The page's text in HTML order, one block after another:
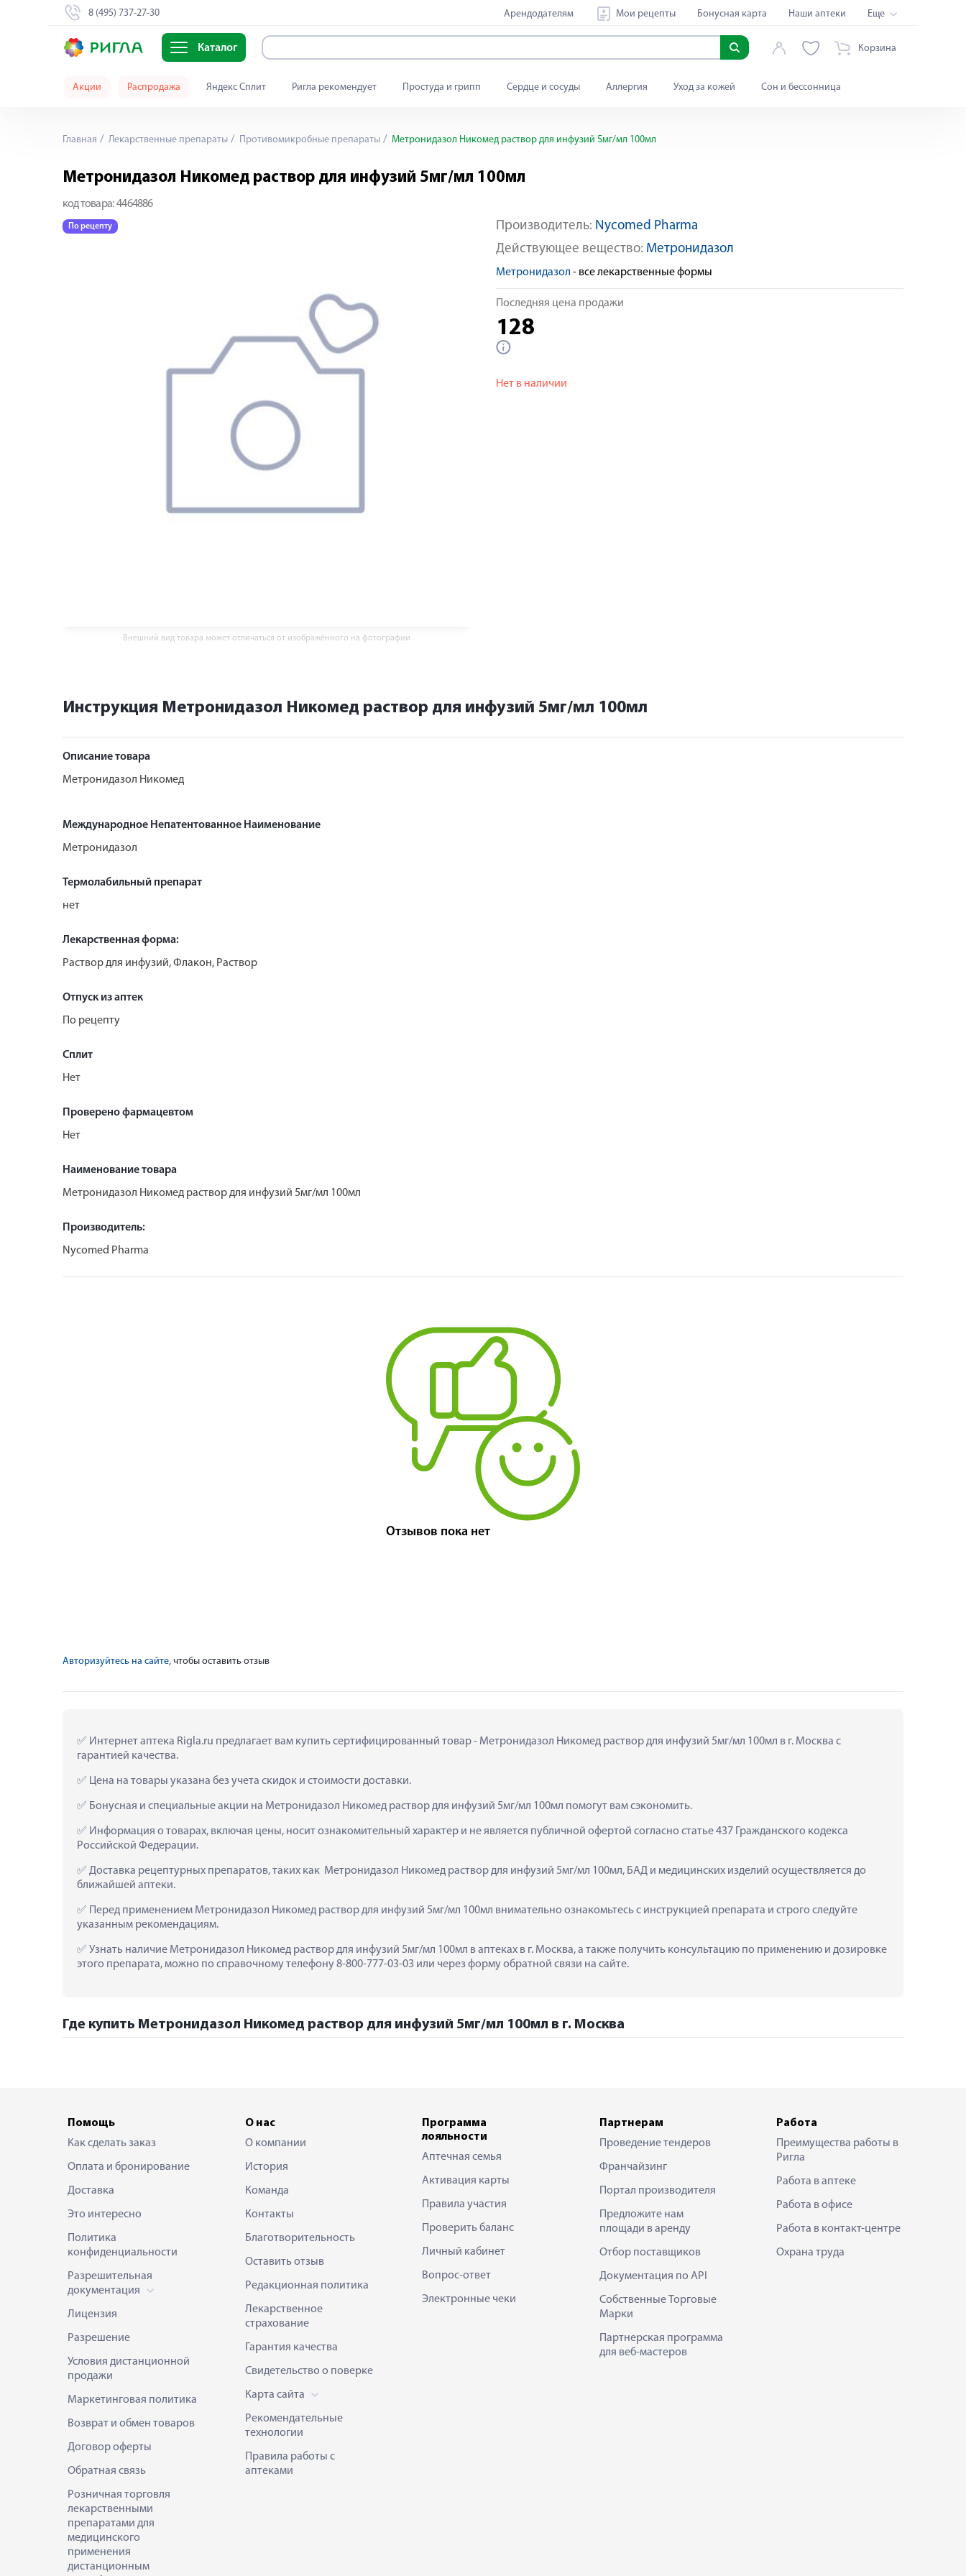
8 (495) 737-27-30 Арендодателям Мои рецепты Бонусная карта Наши аптеки Еще
Каталог Корзина
Акции Распродажа Яндекс Сплит Ригла рекомендует Простуда и грипп Сердце и сосуды Аллергия Уход за кожей Сон и бессонница
Главная Лекарственные препараты Противомикробные препараты Метронидазол Никомед раствор для инфузий 5мг/мл 100мл
Метронидазол Никомед раствор для инфузий 5мг/мл 100мл
код товара: 4464886
По рецепту
Внешний вид товара может отличаться от изображённого на фотографии
Производитель: Nycomed Pharma
Действующее вещество: Метронидазол
Метронидазол - все лекарственные формы
Последняя цена продажи
128
Нет в наличии
Инструкция Метронидазол Никомед раствор для инфузий 5мг/мл 100мл
Описание товара
Метронидазол Никомед
Международное Непатентованное Наименование
Метронидазол
Термолабильный препарат
нет
Лекарственная форма:
Раствор для инфузий, Флакон, Раствор
Отпуск из аптек
По рецепту
Сплит
Нет
Проверено фармацевтом
Нет
Наименование товара
Метронидазол Никомед раствор для инфузий 5мг/мл 100мл
Производитель:
Nycomed Pharma
Отзывов пока нет
Авторизуйтесь на сайте, чтобы оставить отзыв
Интернет аптека Rigla.ru предлагает вам купить сертифицированный товар - Метронидазол Никомед раствор для инфузий 5мг/мл 100мл в г. Москва с
гарантией качества.
Цена на товары указана без учета скидок и стоимости доставки.
Бонусная и специальные акции на Метронидазол Никомед раствор для инфузий 5мг/мл 100мл помогут вам сэкономить.
Информация о товарах, включая цены, носит ознакомительный характер и не является публичной офертой согласно статье 437 Гражданского кодекса
Российской Федерации.
Доставка рецептурных препаратов, таких как  Метронидазол Никомед раствор для инфузий 5мг/мл 100мл, БАД и медицинских изделий осуществляется до
ближайшей аптеки.
Перед применением Метронидазол Никомед раствор для инфузий 5мг/мл 100мл внимательно ознакомьтесь с инструкцией препарата и строго следуйте
указанным рекомендациям.
Узнать наличие Метронидазол Никомед раствор для инфузий 5мг/мл 100мл в аптеках в г. Москва, а также получить консультацию по применению и дозировке
этого препарата, можно по справочному телефону 8-800-777-03-03 или через форму обратной связи на сайте.
Где купить Метронидазол Никомед раствор для инфузий 5мг/мл 100мл в г. Москва
Помощь
Как сделать заказ
Оплата и бронирование
Доставка
Это интересно
Политика
конфиденциальности
Разрешительная
документация
Лицензия
Разрешение
Условия дистанционной
продажи
Маркетинговая политика
Возврат и обмен товаров
Договор оферты
Обратная связь
Розничная торговля
лекарственными
препаратами для
медицинского
применения
дистанционным
О нас
О компании
История
Команда
Контакты
Благотворительность
Оставить отзыв
Редакционная политика
Лекарственное
страхование
Гарантия качества
Свидетельство о поверке
Карта сайта
Рекомендательные
технологии
Правила работы с
аптеками
Программа
лояльности
Аптечная семья
Активация карты
Правила участия
Проверить баланс
Личный кабинет
Вопрос-ответ
Электронные чеки
Партнерам
Проведение тендеров
Франчайзинг
Портал производителя
Предложите нам
площади в аренду
Отбор поставщиков
Документация по API
Собственные Торговые
Марки
Партнерская программа
для веб-мастеров
Работа
Преимущества работы в
Ригла
Работа в аптеке
Работа в офисе
Работа в контакт-центре
Охрана труда